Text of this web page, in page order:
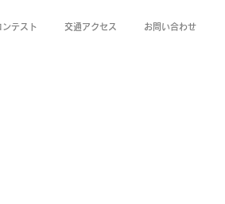
テスト 交通アクセス お問い合わせ